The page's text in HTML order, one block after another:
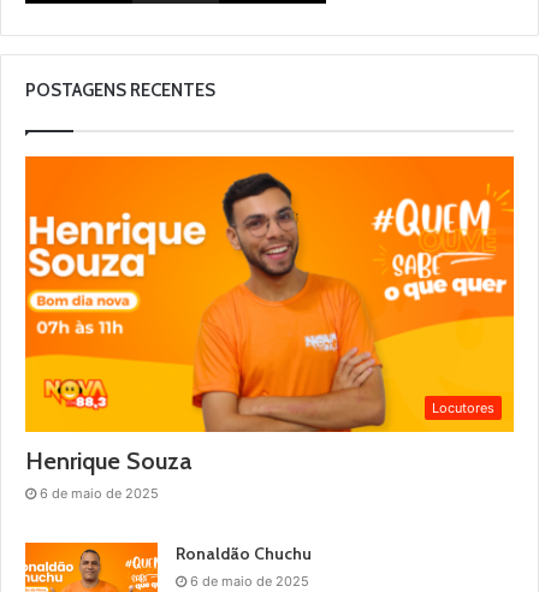
POSTAGENS RECENTES
Locutores
Henrique Souza
6 de maio de 2025
Ronaldão Chuchu
6 de maio de 2025